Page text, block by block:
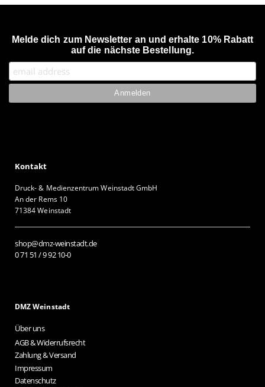
Melde dich zum Newsletter an und erhalte 10% Rabatt
auf die nächste Bestellung.
Kontakt
Druck- & Medienzentrum Weinstadt GmbH
An der Rems 10
71384 Weinstadt
shop@dmz-weinstadt.de
0 71 51 / 9 92 10-0
DMZ Weinstadt
Über uns
AGB & Widerrufsrecht
Zahlung & Versand
Impressum
Datenschutz